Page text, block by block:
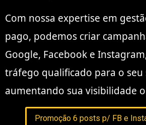
Com nossa expertise em
pago, podemos criar
Google, Facebook e
tráfego qualificado para o seu
aumentando sua visibilidade
Promoção 6 posts p/ FB e